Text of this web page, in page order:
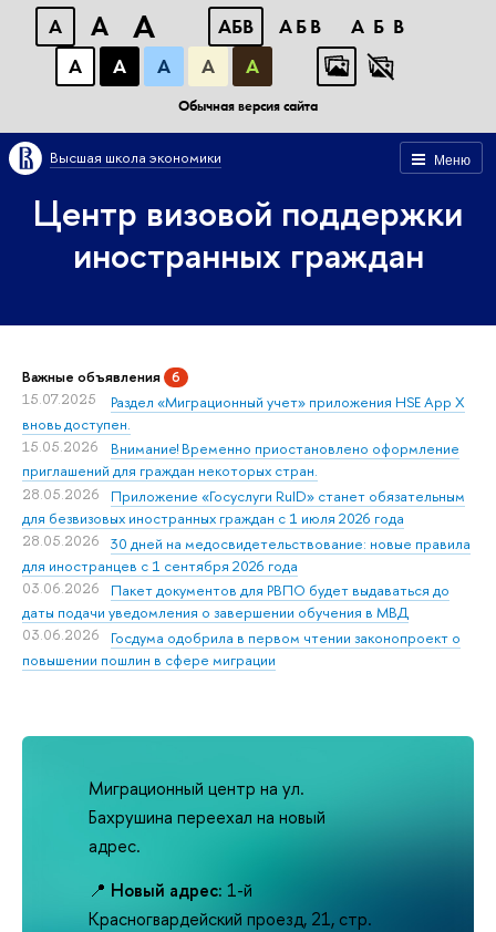
A A A АБВ АБВ
АБВ
А
А А А А
Обычная версия сайта
Меню
Высшая школа экономики
Центр визовой поддержки
иностранных граждан
Важные объявления 6
15.07.2025
Раздел «Миграционный учет» приложения HSE App X
вновь доступен.
15.05.2026
Внимание! Временно приостановлено оформление
приглашений для граждан некоторых стран.
28.05.2026
Приложение «Госуслуги RuID» станет обязательным
для безвизовых иностранных граждан с 1 июля 2026 года
28.05.2026
30 дней на медосвидетельствование: новые правила
для иностранцев с 1 сентября 2026 года
03.06.2026
Пакет документов для РВПО будет выдаваться до
даты подачи уведомления о завершении обучения в МВД
03.06.2026
Госдума одобрила в первом чтении законопроект о
повышении пошлин в сфере миграции
Миграционный центр на ул.
Бахрушина переехал на новый
адрес.
📍 Новый адрес: 1-й
Красногвардейский проезд, 21, стр.